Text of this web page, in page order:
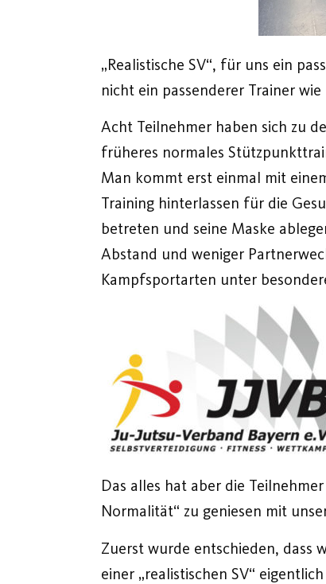
„Realistische SV“, für uns ein
nicht ein passenderer Trainer
Acht Teilnehmer haben sich zu
früheres normales
Man kommt erst einmal mit
Training hinterlassen für die
betreten und seine Maske
Abstand und weniger
Kampfsportarten unter
Das alles hat aber die
Normalität“ zu geniesen mit
Zuerst wurde entschieden, dass
einer „realistischen SV“